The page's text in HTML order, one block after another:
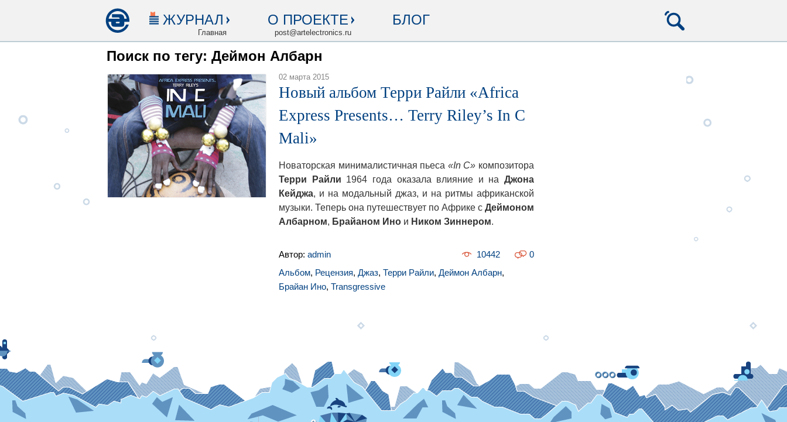
ЖУРНАЛ
Главная
О ПРОЕКТЕ
post@artelectronics.ru
БЛОГ
Поиск по тегу: Деймон Албарн
02 марта 2015
Новый альбом Терри Райли «Africa
Express Presents… Terry Riley’s In C
Mali»
Новаторская минималистичная пьеса «In C» композитора
Терри Райли 1964 года оказала влияние и на Джона
Кейджа, и на модальный джаз, и на ритмы африканской
музыки. Теперь она путешествует по Африке с Деймоном
Албарном, Брайаном Ино и Ником Зиннером.
Автор: admin 0
10442
Альбом, Рецензия, Джаз, Терри Райли, Деймон Албарн,
Брайан Ино, Transgressive